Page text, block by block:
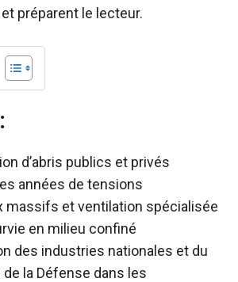
préparent le lecteur.
d’abris publics et privés
années de tensions
massifs et ventilation spécialisée
en milieu confiné
des industries nationales et du
la Défense dans les